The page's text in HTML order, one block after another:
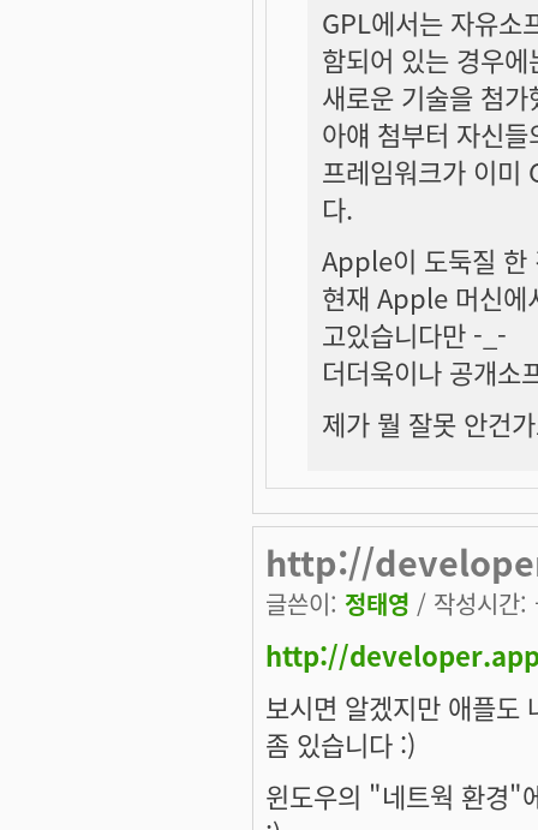
GPL에서는 자유소
함되어 있는 경우에
새로운 기술을 첨
아얘 첨부터 자신
프레임워크가 이미
다.
Apple이 도둑질 한
현재 Apple 머신에
고있습니다만 -_-
더더욱이나 공개소
제가 뭘 잘못 안건
http://
글쓴이: 정태영 / 작성시간
http://
보시면 알겠지만 애플도
좀 있습니다 :)
윈도우의 "네트웍 환경"